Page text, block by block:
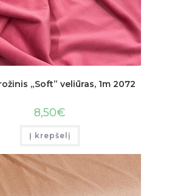
„Soft” veliūras, 1m 2072
8,50€
Į krepšelį